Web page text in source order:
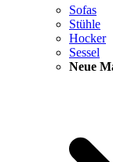
Sofas
Stühle
Hocker
Sessel
Neue